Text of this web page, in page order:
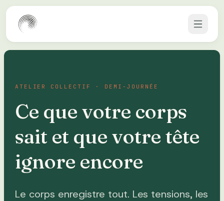
Aller au contenu
ATELIER COLLECTIF · DEMI-JOURNÉE
Ce que votre corps
sait et que votre tête
ignore encore
Le corps enregistre tout. Les tensions, les